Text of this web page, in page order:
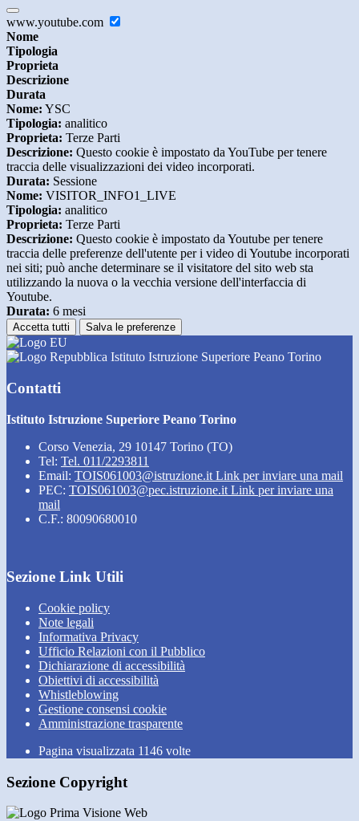
www.youtube.com
Nome
Tipologia
Proprieta
Descrizione
Durata
Nome: YSC
Tipologia: analitico
Proprieta: Terze Parti
Descrizione: Questo cookie è impostato da YouTube per tenere
traccia delle visualizzazioni dei video incorporati.
Durata: Sessione
Nome: VISITOR_INFO1_LIVE
Tipologia: analitico
Proprieta: Terze Parti
Descrizione: Questo cookie è impostato da Youtube per tenere
traccia delle preferenze dell'utente per i video di Youtube incorporati
nei siti; può anche determinare se il visitatore del sito web sta
utilizzando la nuova o la vecchia versione dell'interfaccia di
Youtube.
Durata: 6 mesi
Accetta tutti Salva le preferenze
Istituto Istruzione Superiore Peano Torino
Contatti
Istituto Istruzione Superiore Peano Torino
Corso Venezia, 29 10147 Torino (TO)
Tel: Tel. 011/2293811
Email: TOIS061003@istruzione.it Link per inviare una mail
PEC: TOIS061003@pec.istruzione.it Link per inviare una
mail
C.F.: 80090680010
Sezione Link Utili
Cookie policy
Note legali
Informativa Privacy
Ufficio Relazioni con il Pubblico
Dichiarazione di accessibilità
Obiettivi di accessibilità
Whistleblowing
Gestione consensi cookie
Amministrazione trasparente
Pagina visualizzata 1146 volte
Sezione Copyright